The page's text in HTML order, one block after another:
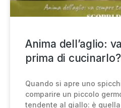
Anima dell’aglio:
prima di cucinarlo?
Quando si apre uno
comparire un piccolo
tendente al giallo: è